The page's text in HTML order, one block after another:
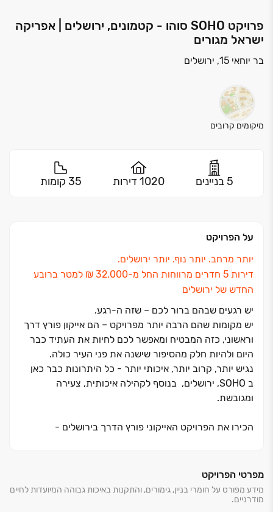
פרויקט SOHO סוהו - קטמונים, ירושלים | אפריקה
ישראל מגורים
בר יוחאי 15, ירושלים
מיקומים קרובים
5 בניינים 1020 דירות 35 קומות
על הפרויקט
יותר מרחב. יותר נוף. יותר ירושלים.
דירות ‏5 חדרים מרווחות החל מ‏-32,000 ‏₪ למטר ברובע
החדש של ירושלים
יש רגעים שבהם ברור לכם ‏– שזה ה-רגע.
יש מקומות שהם הרבה יותר מפרויקט ‏– הם אייקון פורץ דרך
וראשוני, כזה המבטיח ומאפשר לכם לחיות את העתיד כבר
היום ולהיות חלק מהסיפור שישנה את פני העיר כולה.
נגיש יותר, קרוב יותר, איכותי יותר - כל היתרונות כבר כאן
ב SOHO, ירושלים, בנוסף לקהילה איכותית, צעירה
ומגובשת.
הכירו את הפרויקט האייקוני פורץ הדרך בירושלים -
ומפוטנציאל השבחה בפרויקט הדגל של ההתחדשות
העירונית בירושלים.
הפרויקט מתוכנן ע"י ישר אדריכלים​ ומשלב מגדלי יוקרה בני
מפרטי הפרויקט
מידע מפורט על חומרי בניין, גימורים, והתקנות באיכות גבוהה המיועדות לחיים
מודרניים.